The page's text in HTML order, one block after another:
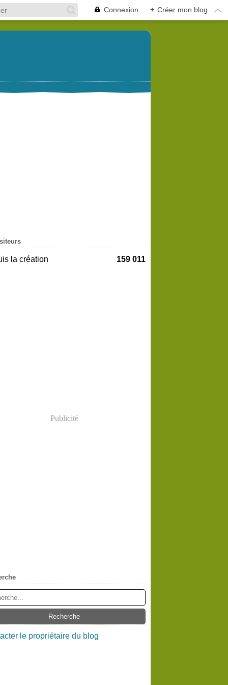
Connexion + Créer mon blog
la création 159 011
Publicité
le propriétaire du blog